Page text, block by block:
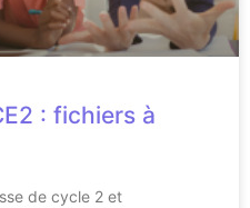
: fichiers à
de cycle 2 et